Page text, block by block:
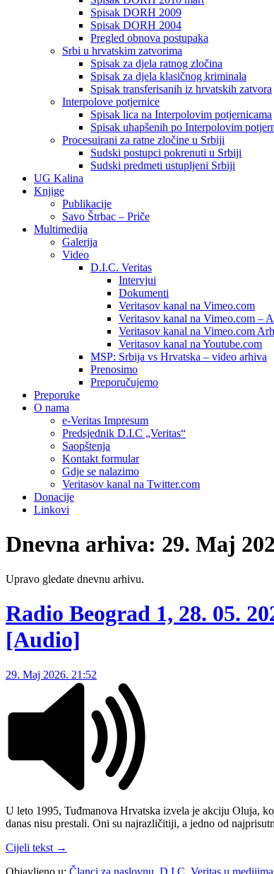
Spisak DORH 2009
Spisak DORH 2004
Pregled obnova postupaka
Srbi u hrvatskim zatvorima
Spisak za djela ratnog zločina
Spisak za djela klasičnog kriminala
Spisak transferisanih iz hrvatskih zatvora
Interpolove potjernice
Spisak lica na Interpolovim potjernicama
Spisak uhapšenih po Interpolovim
Procesuirani za ratne zločine u Srbiji
Sudski postupci pokrenuti u Srbiji
Sudski predmeti ustupljeni Srbiji
UG Kalina
Knjige
Publikacije
Savo Štrbac – Priče
Multimedija
Galerija
Video
D.I.C. Veritas
Intervjui
Dokumenti
Veritasov kanal na Vimeo.com
Veritasov kanal na Vimeo.com –
Veritasov kanal na Vimeo.com
Veritasov kanal na Youtube.com
MSP: Srbija vs Hrvatska – video arhiva
Prenosimo
Preporučujemo
Preporuke
O nama
e-Veritas Impresum
Predsjednik D.I.C „Veritas“
Saopštenja
Kontakt formular
Gdje se nalazimo
Veritasov kanal na Twitter.com
Donacije
Linkovi
Dnevna arhiva: 29. Maj
Upravo gledate dnevnu arhivu.
Radio Beograd 1, 28. 05.
[Audio]
29. Maj 2026. 21:52
U leto 1995, Tuđmanova Hrvatska izvela je akciju Oluja,
danas nisu prestali. Oni su najrazličitiji, a jedno od
Cijeli tekst →
Objavljeno u: Članci za naslovnu, D.I.C. Veritas u medijima